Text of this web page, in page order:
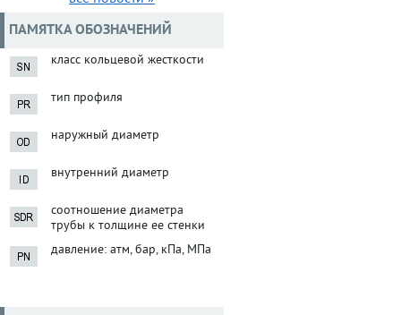
ПАМЯТКА ОБОЗНАЧЕНИЙ
класс кольцевой жесткости
тип профиля
наружный диаметр
внутренний диаметр
соотношение диаметра
трубы к толщине ее стенки
давление: атм, бар, кПа, МПа